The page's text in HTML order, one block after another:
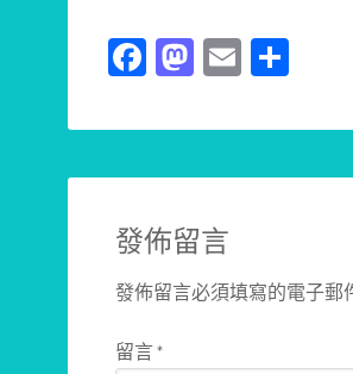
Facebook
Mastodon
Email
發佈留言
發佈留言必須填寫的電子郵
留言*